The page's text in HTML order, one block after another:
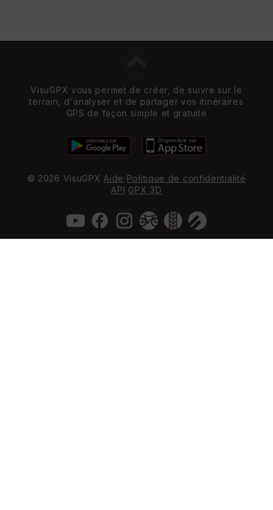
VisuGPX vous permet de créer, de suivre sur le
terrain, d'analyser et de partager vos itinéraires
GPS de façon simple et gratuite
© 2026 VisuGPX Aide Politique de confidentialité
API GPX 3D